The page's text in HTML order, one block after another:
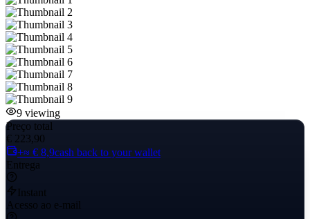
9 viewing
Preço total
€ 223,90
+≈ € 8,9cash back to your wallet
Entrega
Instant
Acesso ao e-mail